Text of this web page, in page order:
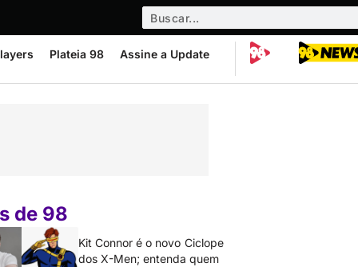
Plateia 98 Assine a Update
de 98
Kit Connor é o novo Ciclope
dos X-Men; entenda quem